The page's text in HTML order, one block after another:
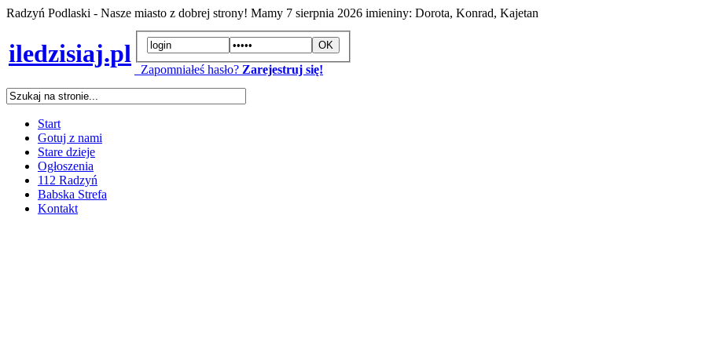
Radzyń Podlaski - Nasze miasto z dobrej strony! Mamy 7 sierpnia 2026 imieniny: Dorota, Konrad, Kajetan
iledzisiaj.pl
Zapomniałeś hasło? Zarejestruj się!
Start
Gotuj z nami
Stare dzieje
Ogłoszenia
112 Radzyń
Babska Strefa
Kontakt